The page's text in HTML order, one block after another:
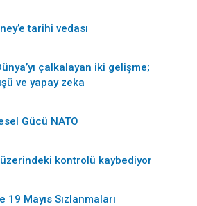
tarihi vedası
çalkalayan iki gelişme;
ve yapay zeka
Gücü NATO
kontrolü kaybediyor
Mayıs Sızlanmaları